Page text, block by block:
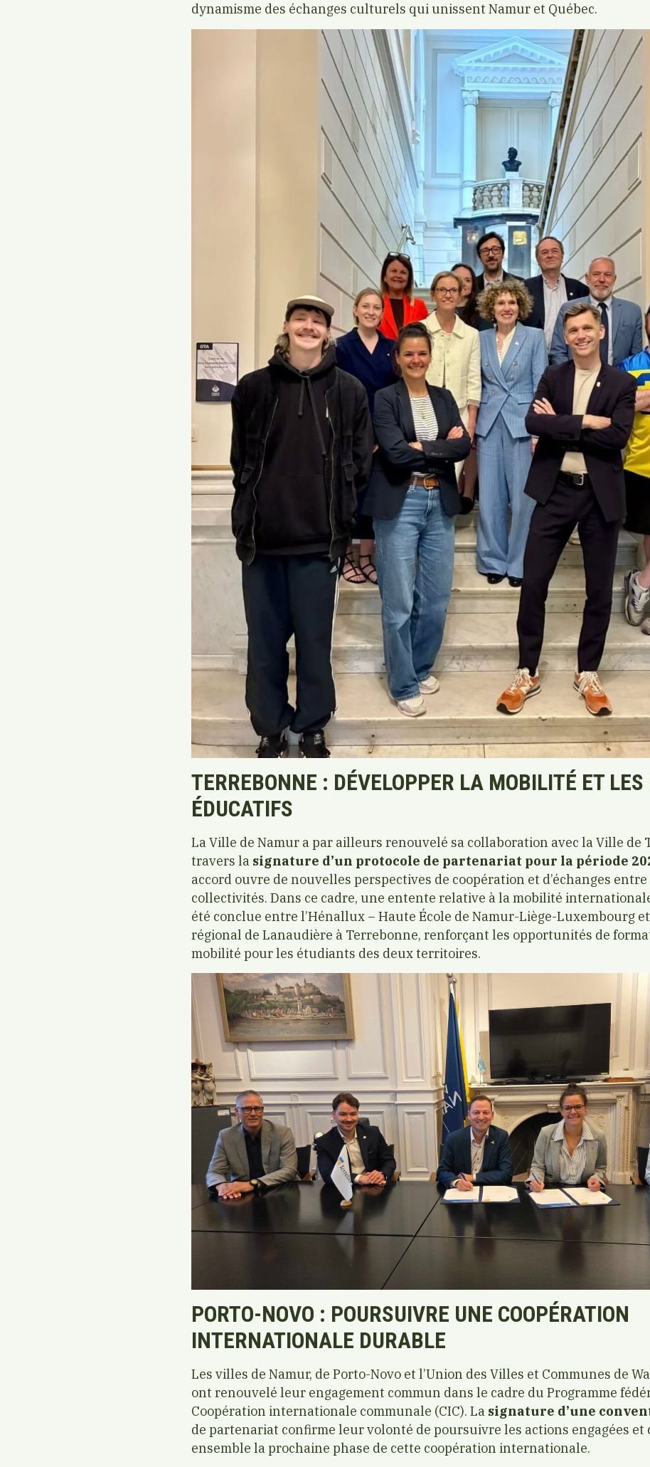
dynamisme des échanges culturels qui unissent Namur et Québec.
TERREBONNE : DÉVELOPPER LA MOBILITÉ ET LES
ÉDUCATIFS
La Ville de Namur a par ailleurs renouvelé sa collaboration avec la Ville de
travers lasignature d’un protocole de partenariat pour la période
accord ouvre de nouvelles perspectives de coopération et d’échanges
collectivités. Dans ce cadre, une entente relative à la mobilité
été conclue entre l’Hénallux – Haute École de Namur-Liège-Luxembourg
régional de Lanaudière à Terrebonne, renforçant les opportunités de
mobilité pour les étudiants des deux territoires.
PORTO-NOVO : POURSUIVRE UNE COOPÉRATION
INTERNATIONALE DURABLE
Les villes de Namur, de Porto-Novo et l’Union des Villes et Communes de
ont renouvelé leur engagement commun dans le cadre du Programme
Coopération internationale communale (CIC). La signature d’une
de partenariat confirme leur volonté de poursuivre les actions engagées et
ensemble la prochaine phase de cette coopération internationale.